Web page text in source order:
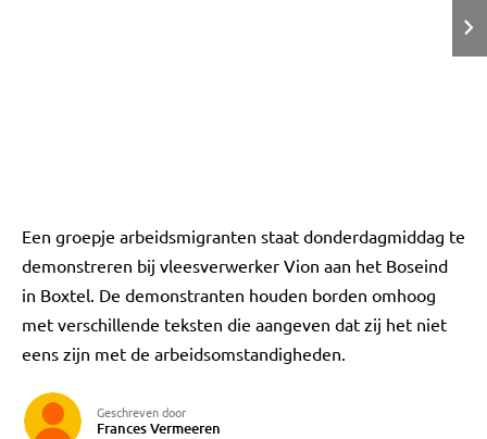
Een groepje arbeidsmigranten staat donderdagmiddag te
demonstreren bij vleesverwerker Vion aan het Boseind
in Boxtel. De demonstranten houden borden omhoog
met verschillende teksten die aangeven dat zij het niet
eens zijn met de arbeidsomstandigheden.
Geschreven door
Frances Vermeeren